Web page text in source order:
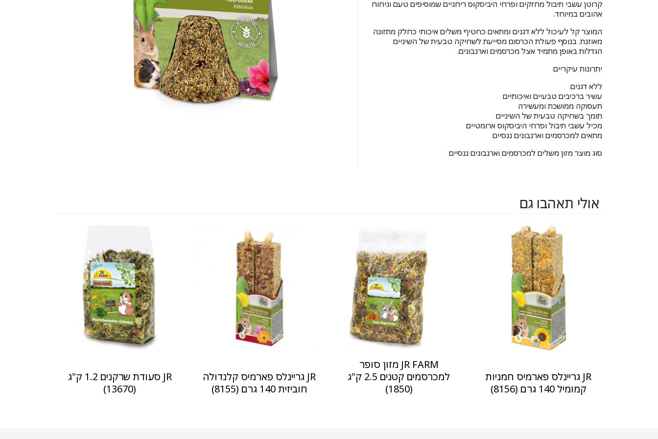
קרוטן עשבי תיבול מחזקים ופרחי היביסקוס ריחניים שמוסיפים טעם וניחוח
אהובים במיוחד.
המוצר קל לעיכול ללא דגנים ומתאים כחטיף משלים איכותי כחלק מתזונה
מאוזנת. בנוסף פעולת הכרסום מסייעת לשחיקה טבעית של השיניים
הגדלות באופן מתמיד אצל מכרסמים וארנבונים.
יתרונות עיקריים
ללא דגנים
עשיר ברכיבים טבעיים ואיכותיים
תעסוקה ממושכת ומעשירה
תומך בשחיקה טבעית של השיניים
מכיל עשבי תיבול ופרחי היביסקוס ארומטיים
מתאים למכרסמים וארנבונים ננסיים
סוג מוצר מזון משלים למכרסמים וארנבונים ננסיים
אולי תאהבו גם
JR גריינלס פארמיס חמניות
קמומיל 140 גרם (8156)
JR FARM מזון סופר
למכרסמים קטנים 2.5 ק"ג
(1850)
JR גריינלס פארמיס קלנדולה
חוביזית 140 גרם (8155)
JR סעודת שרקנים 1.2 ק"ג
(13670)